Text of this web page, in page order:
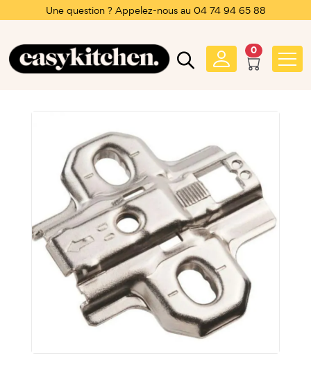
Une question ? Appelez-nous au 04 74 94 65 88
0